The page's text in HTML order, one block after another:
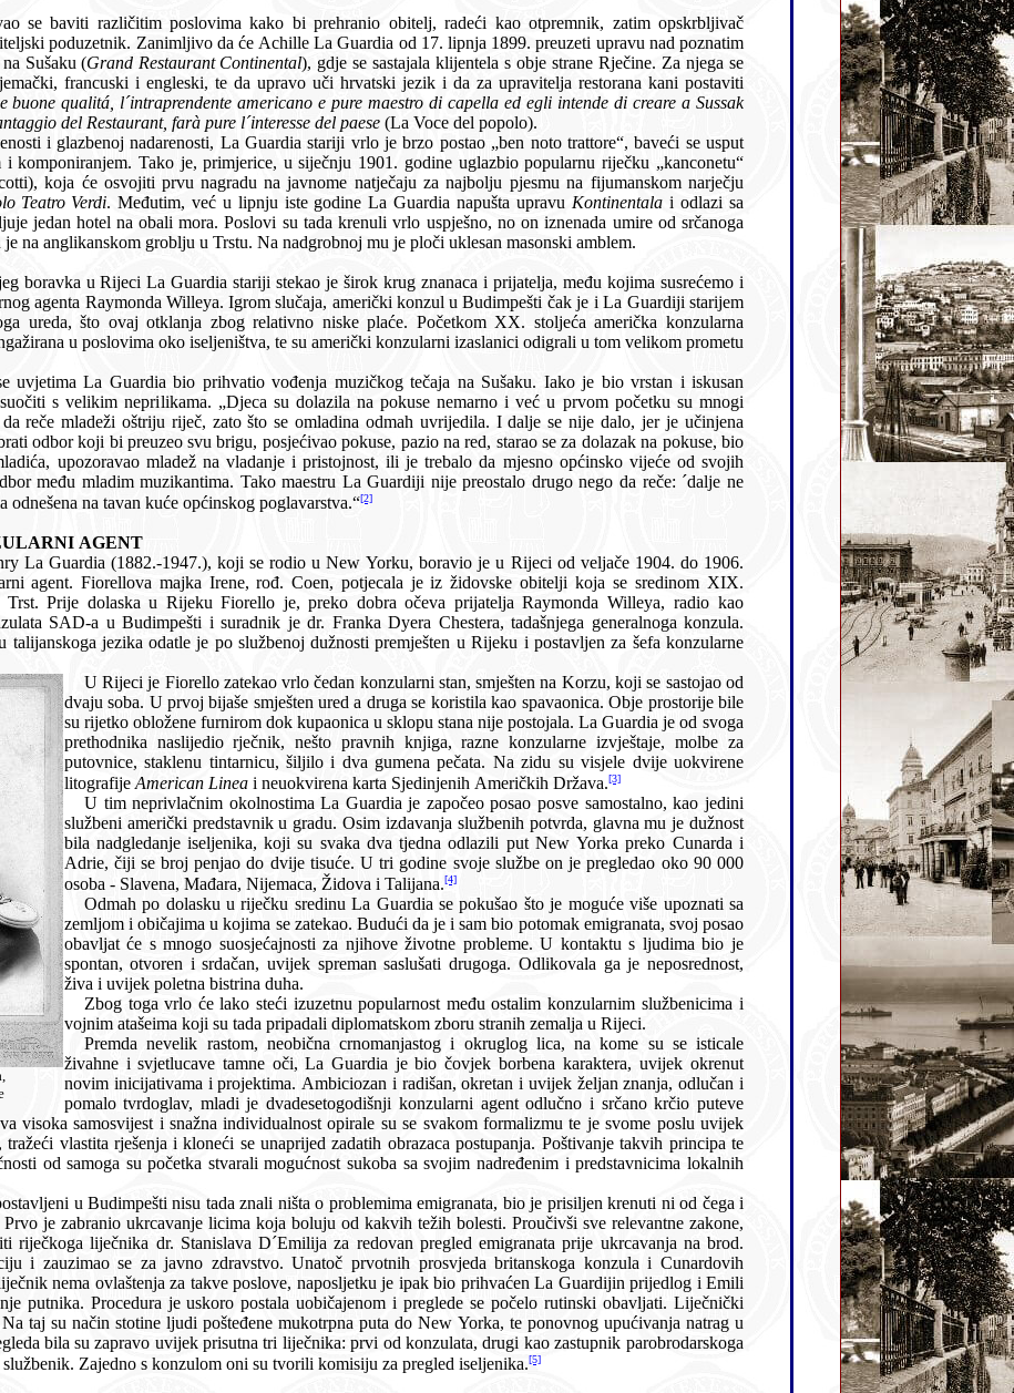
kako bi prehranio obitelj, radeći kao otpremnik, zatim opskrbljivač
na Sušaku (Grand Restaurant Continental), gdje se sastajala klijentela s obje strane Rječine. Za njega se
restorana kani postaviti
e pure maestro di capella ed egli intende di creare a Sussak
una banda, ció che oltre al vantaggio del Restaurant, farà pure l´interesse del paese (La Voce del popolo).
Guardia stariji vrlo je brzo postao „ben noto trattore“, baveći se usput
ponešto muzičkom podukom i komponiranjem. Tako je, primjerice, u siječnju 1901. godine uglazbio popularnu riječku „kanconetu“
Circolo Teatro Verdi. Međutim, već u lipnju iste godine La Guardia napušta upravu Kontinentala i odlazi sa
vrlo uspješno, no on iznenada umire od srčanoga
udara 1904. godine. Pokopan je na anglikanskom groblju u Trstu. Na nadgrobnoj mu je ploči uklesan masonski amblem.
stariji stekao je širok krug znanaca i prijatelja, među kojima susrećemo i
stoljeća američka konzularna
američki konzularni izaslanici odigrali u tom velikom prometu
vođenja muzičkog tečaja na Sušaku. Iako je bio vrstan i iskusan
nije dalo, jer je učinjena
pokuse, pazio na red, starao se za dolazak na pokuse, bio
na vladanje i pristojnost, ili je trebalo da mjesno općinsko vijeće od svojih
mogu i neću´. Glazbala su bila odnešena na tavan kuće općinskog poglavarstva.“[2]
KONZULARNI AGENT
koji se rodio u New Yorku, boravio je u Rijeci od veljače 1904. do 1906.
radio kao
je dr. Franka Dyera Chestera, tadašnjega generalnoga konzula.
je po službenoj dužnosti premješten u Rijeku i postavljen za šefa konzularne
U Rijeci je Fiorello zatekao vrlo čedan konzularni stan, smješten na Korzu, koji se sastojao od
dvaju soba. U prvoj bijaše smješten ured a druga se koristila kao spavaonica. Obje prostorije bile
su rijetko obložene furnirom dok kupaonica u sklopu stana nije postojala. La Guardia je od svoga
prethodnika naslijedio rječnik, nešto pravnih knjiga, razne konzularne izvještaje, molbe za
putovnice, staklenu tintarnicu, šiljilo i dva gumena pečata. Na zidu su visjele dvije uokvirene
litografije
American Linea i neuokvirena karta Sjedinjenih Američkih Država.[3]
U tim neprivlačnim okolnostima La Guardia je započeo posao posve samostalno, kao jedini
službeni američki predstavnik u gradu. Osim izdavanja službenih potvrda, glavna mu je dužnost
bila nadgledanje iseljenika, koji su svaka dva tjedna odlazili put New Yorka preko Cunarda i
Adrie, čiji se broj penjao do dvije tisuće. U tri godine svoje službe on je pregledao oko 90 000
osoba - Slavena, Mađara, Nijemaca, Židova i Talijana.[4]
Odmah po dolasku u riječku sredinu La Guardia se pokušao što je moguće više upoznati sa
zemljom i običajima u kojima se zatekao. Budući da je i sam bio potomak emigranata, svoj posao
obavljat će s mnogo suosjećajnosti za njihove životne probleme. U kontaktu s ljudima bio je
spontan, otvoren i srdačan, uvijek spreman saslušati drugoga. Odlikovala ga je neposrednost,
živa i uvijek poletna bistrina duha.
Zbog toga vrlo će lako steći izuzetnu popularnost među ostalim konzularnim službenicima i
vojnim atašeima koji su tada pripadali diplomatskom zboru stranih zemalja u Rijeci.
Premda nevelik rastom, neobična crnomanjastog i okruglog lica, na kome su se isticale
živahne i svjetlucave tamne oči, La Guardia je bio čovjek borbena karaktera, uvijek okrenut
novim inicijativama i projektima. Ambiciozan i radišan, okretan i uvijek željan znanja, odlučan i
pomalo tvrdoglav, mladi je dvadesetogodišnji konzularni agent odlučno i srčano krčio puteve
opirale su se svakom formalizmu te je svome poslu uvijek
unaprijed zadatih obrazaca postupanja. Poštivanje takvih principa te
stvarali mogućnost sukoba sa svojim nadređenim i predstavnicima lokalnih
ništa o problemima emigranata, bio je prisiljen krenuti ni od čega i
britanskoga konzula i Cunardovih
naposljetku je ipak bio prihvaćen La Guardijin prijedlog i Emili
postala uobičajenom i preglede se počelo rutinski obavljati. Liječnički
zastupnik parobrodarskoga
društva te brodski medicinski službenik. Zajedno s konzulom oni su tvorili komisiju za pregled iseljenika.[5]